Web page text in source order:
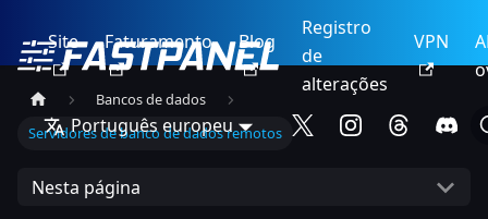
Site Faturamento Blog
Registro
de
alterações
VPN
Português europeu
Bancos de dados
Servidores de banco de dados remotos
Nesta página